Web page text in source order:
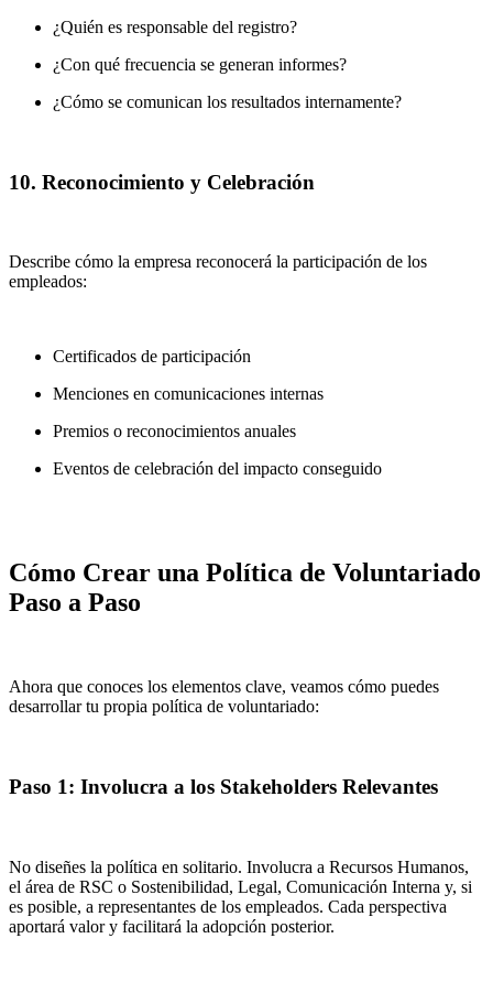
¿Quién es responsable del registro?
¿Con qué frecuencia se generan informes?
¿Cómo se comunican los resultados internamente?
10. Reconocimiento y Celebración
Describe cómo la empresa reconocerá la participación de los
empleados:
Certificados de participación
Menciones en comunicaciones internas
Premios o reconocimientos anuales
Eventos de celebración del impacto conseguido
Cómo Crear una Política de Voluntariado
Paso a Paso
Ahora que conoces los elementos clave, veamos cómo puedes
desarrollar tu propia política de voluntariado:
Paso 1: Involucra a los Stakeholders Relevantes
No diseñes la política en solitario. Involucra a Recursos Humanos,
el área de RSC o Sostenibilidad, Legal, Comunicación Interna y, si
es posible, a representantes de los empleados. Cada perspectiva
aportará valor y facilitará la adopción posterior.